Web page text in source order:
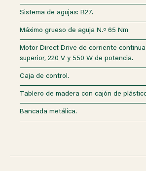
Sistema de agujas: B27.
Máximo grueso de aguja N.º 65 Nm
Motor Direct Drive de corriente
superior, 220 V y 550 W de potencia.
Caja de control.
Tablero de madera con cajón de
Bancada metálica.